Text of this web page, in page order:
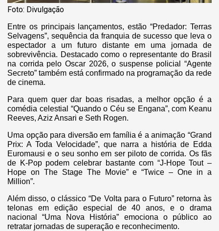
Foto: Divulgação
Entre os principais lançamentos, estão “Predador: Terras
Selvagens”, sequência da franquia de sucesso que leva o
espectador a um futuro distante em uma jornada de
sobrevivência. Destacado como o representante do Brasil
na corrida pelo Oscar 2026, o suspense policial “Agente
Secreto” também está confirmado na programação da rede
de cinema.
Para quem quer dar boas risadas, a melhor opção é a
comédia celestial “Quando o Céu se Engana”, com Keanu
Reeves, Aziz Ansari e Seth Rogen.
Uma opção para diversão em família é a animação “Grand
Prix: A Toda Velocidade”, que narra a história de Edda
Euromausi e o seu sonho em ser piloto de corrida. Os fãs
de K-Pop podem celebrar bastante com “J-Hope Tout –
Hope on The Stage The Movie” e “Twice – One in a
Million”.
Além disso, o clássico “De Volta para o Futuro” retorna às
telonas em edição especial de 40 anos, e o drama
nacional “Uma Nova História” emociona o público ao
retratar jornadas de superação e reconhecimento.